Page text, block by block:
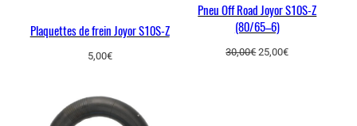
Plaquettes de frein Joyor S10S-Z
5,00€
Pneu Off Road Joyor S10S-Z
(80/65–6)
30,00€Le
25,00€Le